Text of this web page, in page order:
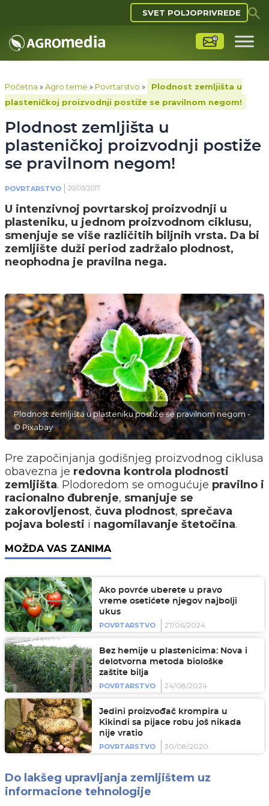
SVET POLJOPRIVREDE
Početna »Agro teme » Povrtarstvo »
Plodnost zemljišta u
plasteničkoj proizvodnji postiže se pravilnom negom!
Plodnost zemljišta u
plasteničkoj proizvodnji postiže
se pravilnom negom!
POVRTARSTVO 20/03/2017
U intenzivnoj povrtarskoj proizvodnji u
plasteniku, u jednom proizvodnom ciklusu,
smenjuje se više različitih biljnih vrsta. Da bi
zemljište duži period zadržalo plodnost,
neophodna je pravilna nega.
Plodnost zemljišta u plasteniku postiže se pravilnom negom -
© Pixabay
Pre započinjanja godišnjeg proizvodnog ciklusa
obavezna je redovna kontrola plodnosti
zemljišta. Plodoredom se omogućuje pravilno i
racionalno đubrenje, smanjuje se
zakorovljenost, čuva plodnost, sprečava
pojava bolesti i nagomilavanje štetočina.
MOŽDA VAS ZANIMA
Ako povrće uberete u pravo
vreme osetićete njegov najbolji
ukus
POVRTARSTVO
27/06/2024
Bez hemije u plastenicima: Nova i
delotvorna metoda biološke
zaštite bilja
POVRTARSTVO
24/08/2024
Jedini proizvođač krompira u
Kikindi sa pijace robu još nikada
nije vratio
POVRTARSTVO
30/08/2020
Do lakšeg upravljanja zemljištem uz
informacione tehnologije